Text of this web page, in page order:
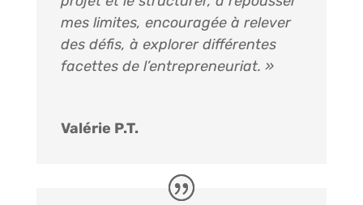
mes limites, encouragée à relever
des défis, à explorer différentes
facettes de l’entrepreneuriat. »
Valérie P.T.